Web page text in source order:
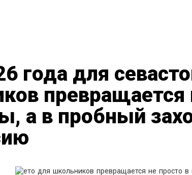
года для
превращается
а в пробный